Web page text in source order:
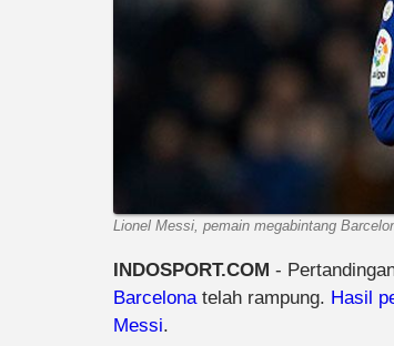
Lionel Messi, pemain megabintang
INDOSPORT.COM -
Barcelonatelah rampung. Hasil
Messi.